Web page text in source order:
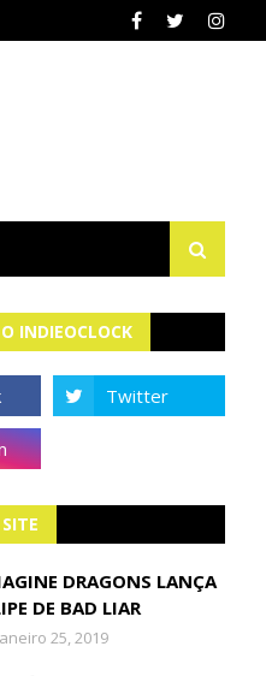
INDIEOCLOCK
DRAGONS LANÇA
DE BAD LIAR
25, 2019